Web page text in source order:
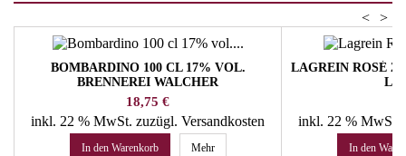
>
<
BOMBARDINO 100 CL 17% VOL.
BRENNEREI WALCHER
Preis
18,75 €
inkl. 22 % MwSt. zuzügl. Versandkosten
In den Warenkorb Mehr
LAGREIN ROSÉ
inkl. 22 % MwSt.
In den